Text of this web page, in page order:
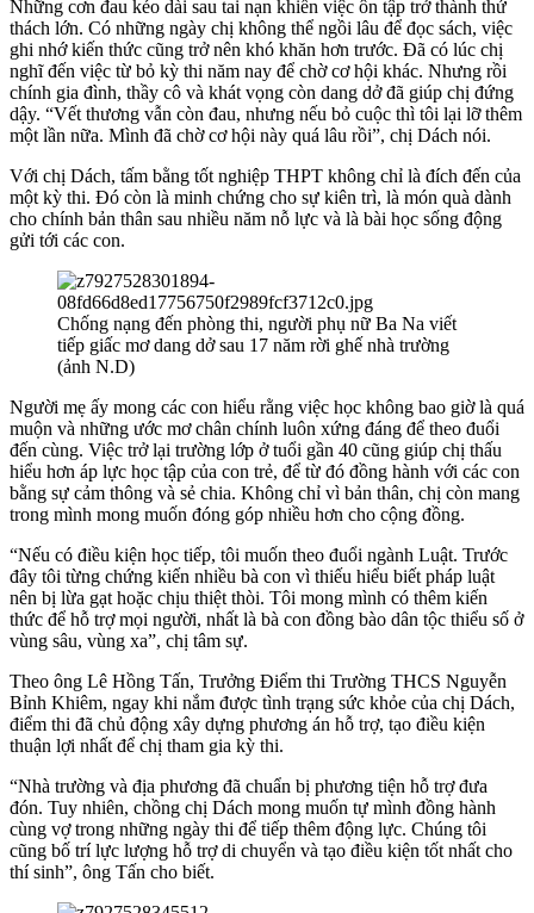
Những cơn đau kéo dài sau tai nạn khiến việc ôn tập trở thành thử
thách lớn. Có những ngày chị không thể ngồi lâu để đọc sách, việc
ghi nhớ kiến thức cũng trở nên khó khăn hơn trước. Đã có lúc chị
nghĩ đến việc từ bỏ kỳ thi năm nay để chờ cơ hội khác. Nhưng rồi
chính gia đình, thầy cô và khát vọng còn dang dở đã giúp chị đứng
dậy. “Vết thương vẫn còn đau, nhưng nếu bỏ cuộc thì tôi lại lỡ thêm
một lần nữa. Mình đã chờ cơ hội này quá lâu rồi”, chị Dách nói.
Với chị Dách, tấm bằng tốt nghiệp THPT không chỉ là đích đến của
một kỳ thi. Đó còn là minh chứng cho sự kiên trì, là món quà dành
cho chính bản thân sau nhiều năm nỗ lực và là bài học sống động
gửi tới các con.
Chống nạng đến phòng thi, người phụ nữ Ba Na viết
tiếp giấc mơ dang dở sau 17 năm rời ghế nhà trường
(ảnh N.D)
Người mẹ ấy mong các con hiểu rằng việc học không bao giờ là quá
muộn và những ước mơ chân chính luôn xứng đáng để theo đuổi
đến cùng. Việc trở lại trường lớp ở tuổi gần 40 cũng giúp chị thấu
hiểu hơn áp lực học tập của con trẻ, để từ đó đồng hành với các con
bằng sự cảm thông và sẻ chia. Không chỉ vì bản thân, chị còn mang
trong mình mong muốn đóng góp nhiều hơn cho cộng đồng.
“Nếu có điều kiện học tiếp, tôi muốn theo đuổi ngành Luật. Trước
đây tôi từng chứng kiến nhiều bà con vì thiếu hiểu biết pháp luật
nên bị lừa gạt hoặc chịu thiệt thòi. Tôi mong mình có thêm kiến
thức để hỗ trợ mọi người, nhất là bà con đồng bào dân tộc thiểu số ở
vùng sâu, vùng xa”, chị tâm sự.
Theo ông Lê Hồng Tấn, Trưởng Điểm thi Trường THCS Nguyễn
Bỉnh Khiêm, ngay khi nắm được tình trạng sức khỏe của chị Dách,
điểm thi đã chủ động xây dựng phương án hỗ trợ, tạo điều kiện
thuận lợi nhất để chị tham gia kỳ thi.
“Nhà trường và địa phương đã chuẩn bị phương tiện hỗ trợ đưa
đón. Tuy nhiên, chồng chị Dách mong muốn tự mình đồng hành
cùng vợ trong những ngày thi để tiếp thêm động lực. Chúng tôi
cũng bố trí lực lượng hỗ trợ di chuyển và tạo điều kiện tốt nhất cho
thí sinh”, ông Tấn cho biết.